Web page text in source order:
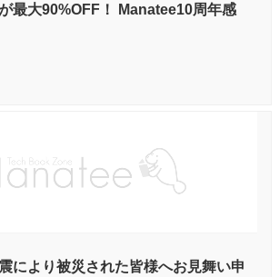
最大90%OFF！ Manatee10周年感
により被災された皆様へお見舞い申